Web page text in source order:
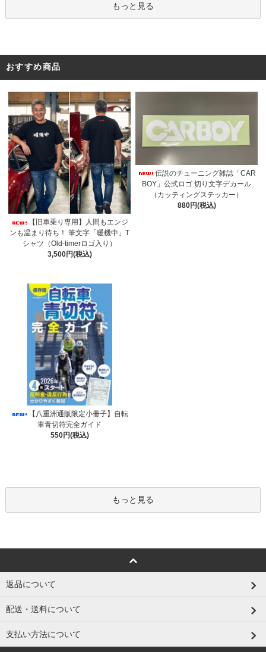
もっと見る
おすすめ商品
【旧車乗り専用】人間もエンジ
ンも温まり待ち！ 筆文字「暖機中」T
シャツ（Old-timerロゴ入り）
3,500円(税込)
伝説のチューニング雑誌「CAR
BOY」公式ロゴ 切り文字デカール
（カッティングステッカー）
880円(税込)
【八重洲通販限定小冊子】自転
車青切符完全ガイド
550円(税込)
もっと見る
返品について
配送・送料について
支払い方法について